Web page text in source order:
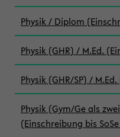
Physik / Diplom
Physik (GHR) / M.Ed.
Physik (GHR/SP) /
Physik (Gym/Ge als
(Einschreibung bis